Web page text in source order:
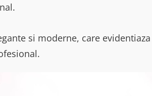
si moderne, care evidentiaza